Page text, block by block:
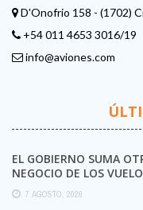
D'Onofrio 158 - (1702)
+54 011 4653 3016/19
info@aviones.com
EL GOBIERNO SUMA
NEGOCIO DE LOS
7 AGOSTO, 2026